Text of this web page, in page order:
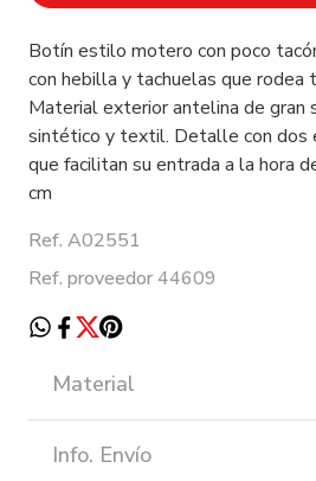
Botín estilo motero con poco
con hebilla y tachuelas que
Material exterior antelina de gran
sintético y textil. Detalle con dos
que facilitan su entrada a la hora
cm
Ref. A02551
Ref. proveedor 44609
Material
Info. Envío